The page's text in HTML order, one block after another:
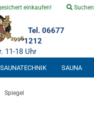
einkaufen! Suchen
Tel. 06677
1212
11-18 Uhr
SAUNATECHNIK SAUNA
Spiegel